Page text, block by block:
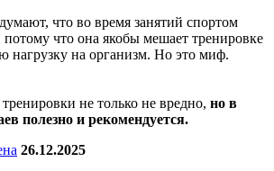
что во время занятий спортом
что она якобы мешает тренировке
нагрузку на организм. Но это миф.
не только не вредно, но в
полезно и рекомендуется.
26.12.2025